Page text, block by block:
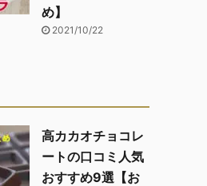
め】
2021/10/22
高カカオチョコレ
ートの口コミ人気
おすすめ9選【お